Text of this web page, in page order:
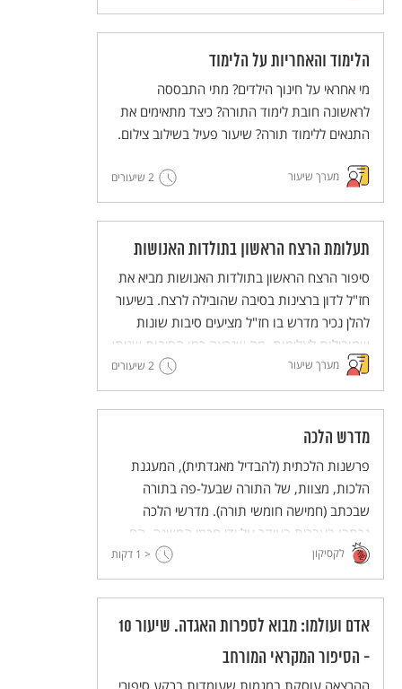
הלימוד והאחריות על הלימוד
מי אחראי על חינוך הילדים? מתי התבססה
לראשונה חובת לימוד התורה? כיצד מתאימים את
התנאים ללימוד תורה? שיעור פעיל בשילוב צילום.
מערך שיעור 2 שיעורים
תעלומת הרצח הראשון בתולדות האנושות
סיפור הרצח הראשון בתולדות האנושות מביא את
חז"ל לדון ברצינות בסיבה שהובילה לרצח. בשיעור
להלן נכיר מדרש בו חז"ל מציעים סיבות שונות
שמובילות לאלימות, מה שנראה כמו הסיבות שניתן
להצביע עליהן גם באירועי אלימות גדולים (וקטנים)
לאורך ההיסטוריה ובימינו אנו.
מערך שיעור 2 שיעורים
מדרש הלכה
פרשנות הלכתית (להבדיל מאגדתית), המעגנת
הלכות, מצוות, של התורה שבעל-פה בתורה
שבכתב (חמישה חומשי תורה). מדרשי הלכה
נכתבו בעברית בעיקר על ידי חכמי המשנה. הם
משובצים בספרות חז"ל לסוגיה וגם כונסו בקבצים
מיוחדים.
לקסיקון < 1 דקות
אדם ועולמו: מבוא לספרות האגדה. שיעור 10
- הסיפור המקראי המורחב
ההרצאה עוסקת במגמות שעומדות ברקע סיפורי